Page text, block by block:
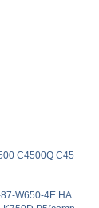
C4500Q C45
W650-4E HA